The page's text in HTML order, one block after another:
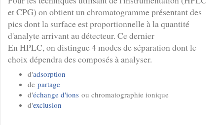
et CPG) on obtient un chromatogramme présentant des
pics dont la surface est proportionnelle à la quantité
d'analyte arrivant au détecteur. Ce dernier
En HPLC, on distingue 4 modes de séparation dont le
choix dépendra des composés à analyser.
d'adsorption
de partage
d'échange d'ions ou chromatographie ionique
d'exclusion